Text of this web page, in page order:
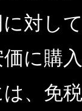
対し
に購
、免